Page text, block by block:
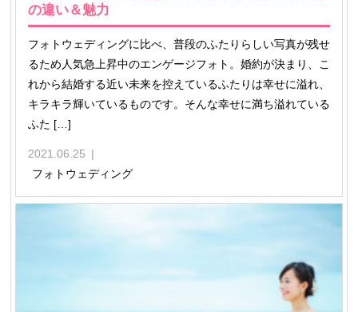
の違い＆魅力
フォトウェディングに比べ、普段のふたりらしい写真が残せ
るため人気急上昇中のエンゲージフォト。婚約が決まり、こ
れから結婚する近い未来を控えているふたりは幸せに溢れ、
キラキラ輝いているものです。そんな幸せに満ち溢れている
ふた […]
2021.06.25
フォトウェディング